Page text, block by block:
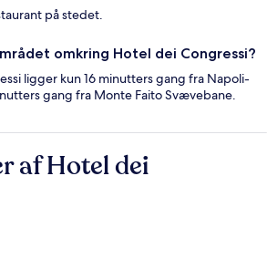
på stedet.
omkring Hotel dei Congressi?
ligger kun 16 minutters gang fra Napoli-
gang fra Monte Faito Svævebane.
af Hotel dei